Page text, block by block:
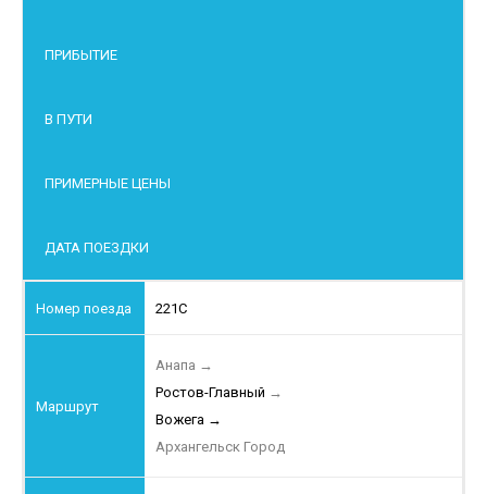
ПРИБЫТИЕ
В ПУТИ
ПРИМЕРНЫЕ ЦЕНЫ
ДАТА ПОЕЗДКИ
221С
Анапа →
Ростов-Главный →
Вожега →
Архангельск Город